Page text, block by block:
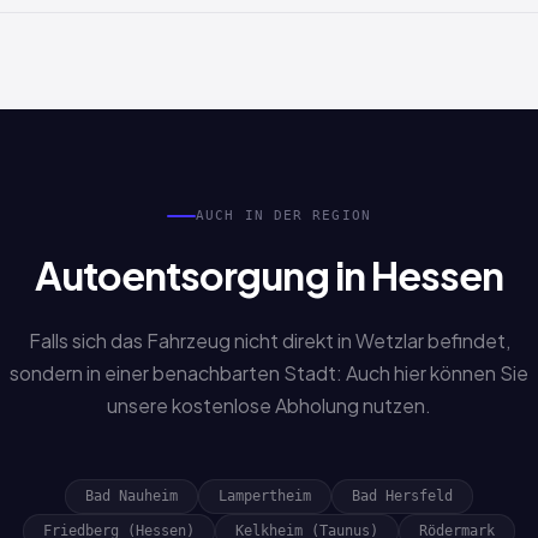
AUCH IN DER REGION
Autoentsorgung in Hessen
Falls sich das Fahrzeug nicht direkt in Wetzlar befindet,
sondern in einer benachbarten Stadt: Auch hier können Sie
unsere kostenlose Abholung nutzen.
Bad Nauheim Lampertheim Bad Hersfeld
Friedberg (Hessen) Kelkheim (Taunus) Rödermark